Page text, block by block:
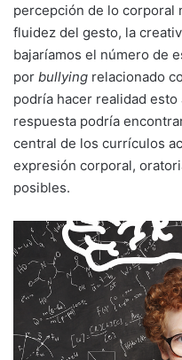
percepción de lo corporal
fluidez del gesto, la
bajaríamos el número de
por bullying relacionado
podría hacer realidad
respuesta podría
central de los currículos
expresión corporal,
posibles.